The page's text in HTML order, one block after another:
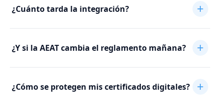
¿Cuánto tarda la integración?
¿Y si la AEAT cambia el reglamento mañana?
¿Cómo se protegen mis certificados digitales?